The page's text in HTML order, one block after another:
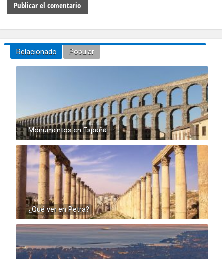
Relacionado Popular
Monumentos en España
¿Qué ver en Petra?